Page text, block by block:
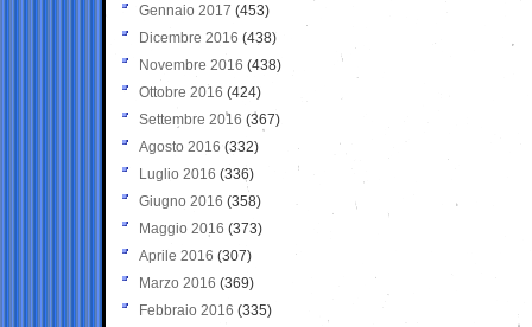
Gennaio 2017 (453)
Dicembre 2016 (438)
Novembre 2016 (438)
Ottobre 2016 (424)
Settembre 2016 (367)
Agosto 2016 (332)
Luglio 2016 (336)
Giugno 2016 (358)
Maggio 2016 (373)
Aprile 2016 (307)
Marzo 2016 (369)
Febbraio 2016 (335)